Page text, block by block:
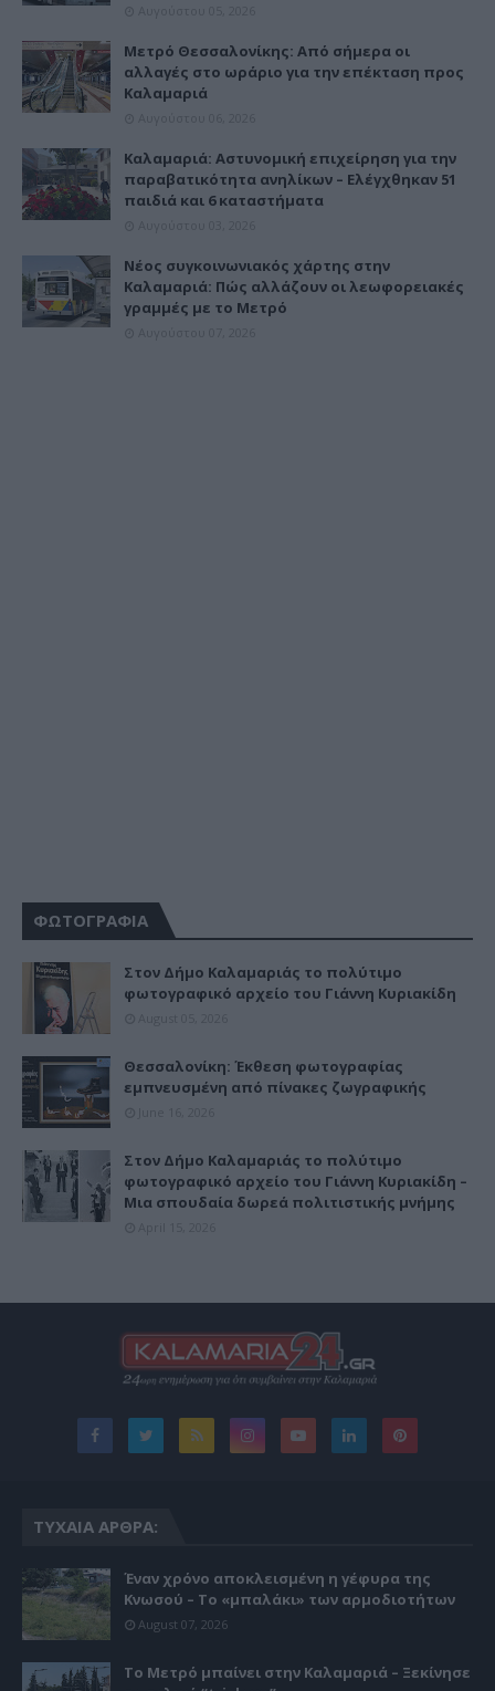
Μετρό Θεσσαλονίκης: Από σήμερα οι
αλλαγές στο ωράριο για την επέκταση προς
Καλαμαριά
Καλαμαριά: Αστυνομική επιχείρηση για την
παραβατικότητα ανηλίκων – Ελέγχθηκαν 51
παιδιά και 6 καταστήματα
Νέος συγκοινωνιακός χάρτης στην
Καλαμαριά: Πώς αλλάζουν οι λεωφορειακές
γραμμές με το Μετρό
ΦΩΤΟΓΡΑΦΙΑ
Στον Δήμο Καλαμαριάς το πολύτιμο
φωτογραφικό αρχείο του Γιάννη Κυριακίδη
Θεσσαλονίκη: Έκθεση φωτογραφίας
εμπνευσμένη από πίνακες ζωγραφικής
Στον Δήμο Καλαμαριάς το πολύτιμο
φωτογραφικό αρχείο του Γιάννη Κυριακίδη –
Μια σπουδαία δωρεά πολιτιστικής μνήμης
ΤΥΧΑΊΑ ΆΡΘΡΑ:
Έναν χρόνο αποκλεισμένη η γέφυρα της
Κνωσού – Το «μπαλάκι» των αρμοδιοτήτων
August 07, 2026
Το Μετρό μπαίνει στην Καλαμαριά – Ξεκίνησε